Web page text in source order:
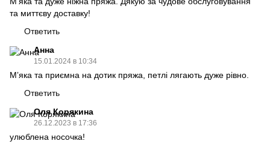
та миттєву доставку!
Ответить
Анна
15.01.2024 в 10:34
Мʼяка та приємна на дотик пряжа, петлі лягають дуже рівно.
Ответить
Оля Корякина
26.12.2023 в 17:36
улюблена носочка!